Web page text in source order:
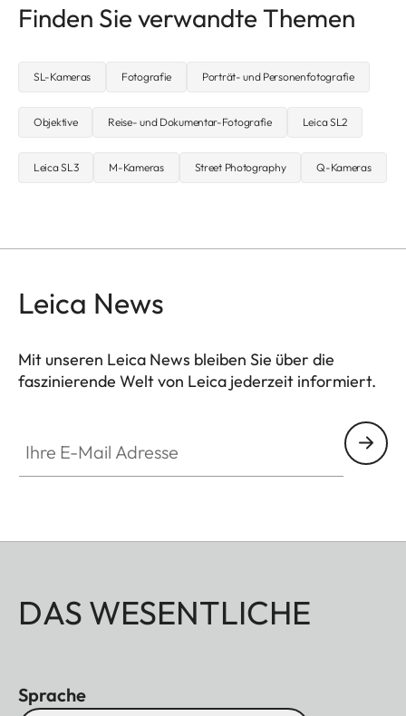
Finden Sie verwandte Themen
SL-Kameras Fotografie Porträt- und Personenfotografie
Objektive Reise- und Dokumentar-Fotografie Leica SL2
Leica SL3 M-Kameras Street Photography Q-Kameras
Leica News
Mit unseren Leica News bleiben Sie über die
faszinierende Welt von Leica jederzeit informiert.
DAS WESENTLICHE
Sprache